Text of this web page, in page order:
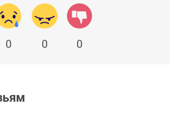
0 0 0